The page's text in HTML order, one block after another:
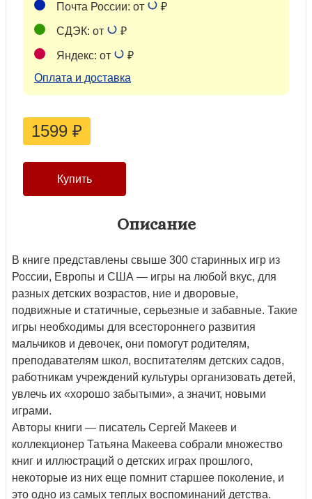
Почта России: от ₽
СДЭК: от ₽
Яндекс: от
₽
Оплата и доставка
1599 ₽
Описание
В книге представлены свыше 300 старинных игр из
России, Европы и США — игры на любой вкус, для
разных детских возрастов, ние и дворовые,
подвижные и статичные, серьезные и забавные. Такие
игры необходимы для всестороннего развития
мальчиков и девочек, они помогут родителям,
преподавателям школ, воспитателям детских садов,
работникам учреждений культуры организовать детей,
увлечь их «хорошо забытыми», а значит, новыми
играми.
Авторы книги — писатель Сергей Макеев и
коллекционер Татьяна Макеева собрали множество
книг и иллюстраций о детских играх прошлого,
некоторые из них еще помнит старшее поколение, и
это одно из самых теплых воспоминаний детства.